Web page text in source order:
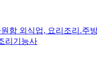
함 외식업, 요리조리.주
리기능사